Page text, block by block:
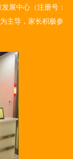
展中心（注册号：
主导，家长积极参